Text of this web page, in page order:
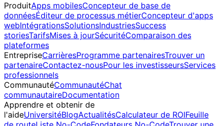
ProduitApps mobilesConcepteur de base de
donnéesÉditeur de processus métierConcepteur d'apps
webIntégrationsSolutionsIndustriesSuccess
storiesTarifsMises à jourSécuritéComparaison des
plateformes
EntrepriseCarrièresProgramme partenairesTrouver un
partenaireContactez-nousPour les investisseursServices
professionnels
CommunautéCommunautéChat
communautaireDocumentation
Apprendre et obtenir de
l'aideUniversitéBlogActualitésCalculateur de ROIFeuille